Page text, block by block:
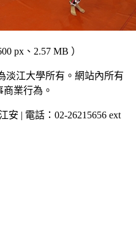
px、2.57 MB ）
淡江大學所有。網站內所有
業行為。
安 | 電話：02-26215656 ext